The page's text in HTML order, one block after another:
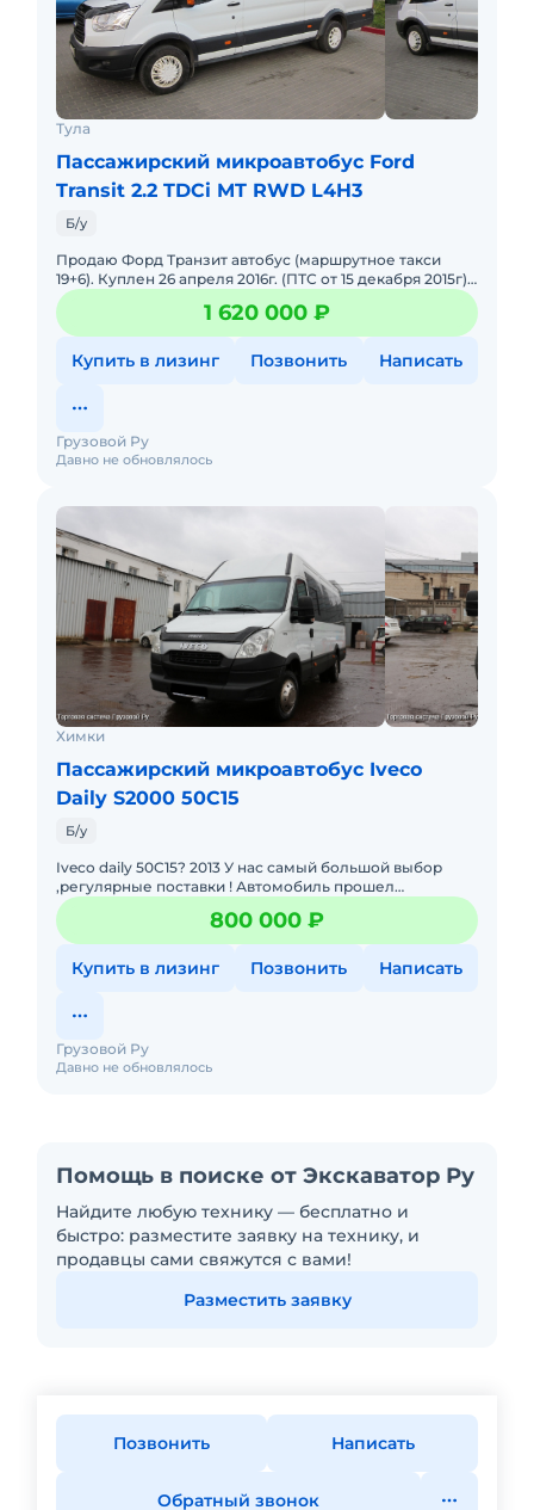
Тула
Пассажирский микроавтобус Ford
Transit 2.2 TDCi MT RWD L4H3
Б/у
Продаю Форд Транзит автобус (маршрутное такси
19+6). Куплен 26 апреля 2016г. (ПТС от 15 декабря 2015г)
в автосалоне Форд Марьино Москва. Дополнительно
установле
1 620 000 ₽
Купить в лизинг Позвонить Написать
Давно не обновлялось
Грузовой Ру
Химки
Пассажирский микроавтобус Iveco
Daily S2000 50C15
Б/у
Iveco daily 50C15? 2013 У нас самый большой выбор
,регулярные поставки ! Автомобиль прошел
предпродажную подготовку. пробег 155004
Количество посадочных мест 18
800 000 ₽
Купить в лизинг Позвонить Написать
Давно не обновлялось
Грузовой Ру
Помощь в поиске от Экскаватор Ру
Найдите любую технику — бесплатно и
быстро: разместите заявку на технику, и
продавцы сами свяжутся с вами!
Разместить заявку
Позвонить Написать
Обратный звонок